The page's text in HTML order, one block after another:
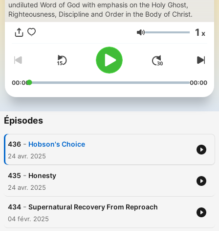
undiluted Word of God with emphasis on the Holy Ghost,
Righteousness, Discipline and Order in the Body of Christ.
Volume 1 x
00:00 00:00
Épisodes
436 - Hobson's Choice
24 avr. 2025
435 - Honesty
24 avr. 2025
434 - Supernatural Recovery From Reproach
04 févr. 2025